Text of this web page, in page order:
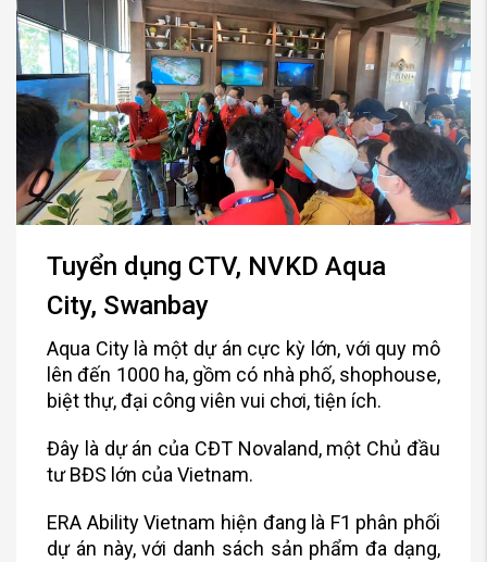
Tuyển dụng CTV, NVKD Aqua
City, Swanbay
Aqua City là một dự án cực kỳ lớn, với quy mô
lên đến 1000 ha, gồm có nhà phố, shophouse,
biệt thự, đại công viên vui chơi, tiện ích.
Đây là dự án của CĐT Novaland, một Chủ đầu
tư BĐS lớn của Vietnam.
ERA Ability Vietnam hiện đang là F1 phân phối
dự án này, với danh sách sản phẩm đa dạng,